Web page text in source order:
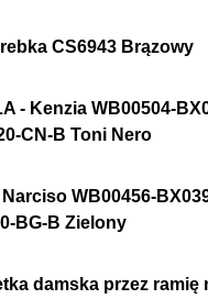
CS6943 Brązowy
- Kenzia WB00504-
CN-B Toni Nero
WB00456-
BG-B Zielony
damska przez ramię